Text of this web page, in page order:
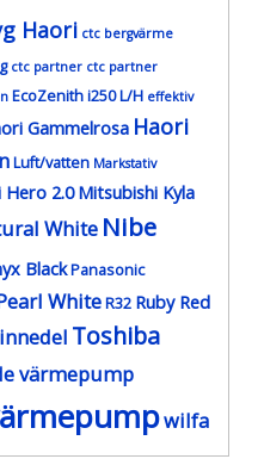
Haori ctc bergvärme
ctc partner ctc partner
EcoZenith i250 L/H effektiv
Gammelrosa Haori
Luft/vatten Markstativ
Hero 2.0 Mitsubishi Kyla
White Nibe
BlackPanasonic
WhiteR32 Ruby Red
Toshiba
värmepump
wilfa